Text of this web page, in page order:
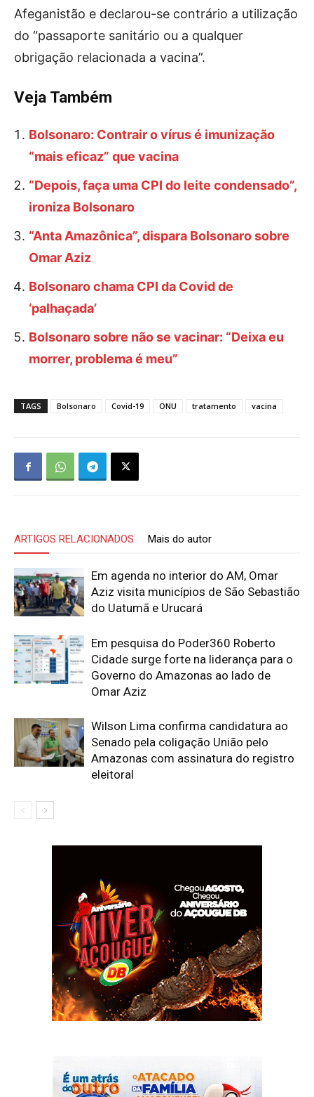
Afeganistão e declarou-se contrário a utilização
do “passaporte sanitário ou a qualquer
obrigação relacionada a vacina”.
Veja Também
Bolsonaro: Contrair o vírus é imunização
“mais eficaz” que vacina
“Depois, faça uma CPI do leite condensado”,
ironiza Bolsonaro
“Anta Amazônica”, dispara Bolsonaro sobre
Omar Aziz
Bolsonaro chama CPI da Covid de
‘palhaçada’
Bolsonaro sobre não se vacinar: “Deixa eu
morrer, problema é meu”
TAGS Bolsonaro Covid-19 ONU tratamento vacina
ARTIGOS RELACIONADOS Mais do autor
Em agenda no interior do AM, Omar
Aziz visita municípios de São Sebastião
do Uatumã e Urucará
Em pesquisa do Poder360 Roberto
Cidade surge forte na liderança para o
Governo do Amazonas ao lado de
Omar Aziz
Wilson Lima confirma candidatura ao
Senado pela coligação União pelo
Amazonas com assinatura do registro
eleitoral